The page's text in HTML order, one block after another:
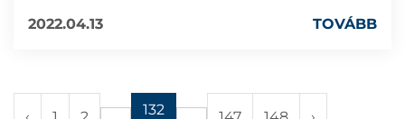
2022.04.13
TOVÁBB
132